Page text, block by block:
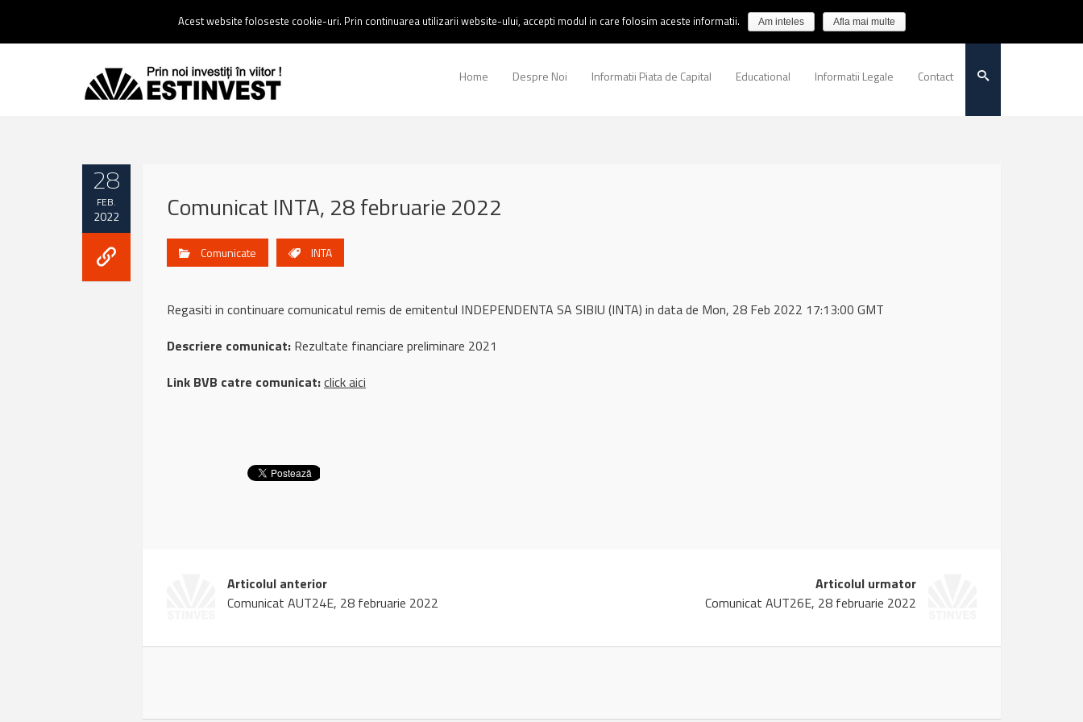
0237 238 900 |Email :contact@estinvest.ro
Home Despre Noi Informatii Piata de Capital Educational Informatii Legale Contact
28
FEB.
2022 Comunicat INTA, 28 februarie 2022
Comunicate INTA
Regasiti in continuare comunicatul remis de emitentul INDEPENDENTA SA SIBIU (INTA) in data de Mon, 28 Feb 2022 17:13:00 GMT
Descriere comunicat: Rezultate financiare preliminare 2021
Link BVB catre comunicat:click aici
Articolul anterior
Comunicat AUT24E, 28 februarie 2022
Articolul urmator
Comunicat AUT26E, 28 februarie 2022
Acest website foloseste cookie-uri. Prin continuarea utilizarii website-ului, accepti modul in care folosim aceste informatii. Am inteles Afla mai multe